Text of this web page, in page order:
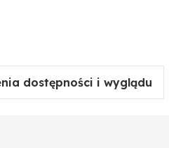
NEO to akcesorium
dostępnych miejscach
Dzięki przedłużeniu
dokręcanie i
dostępności i wyglądu